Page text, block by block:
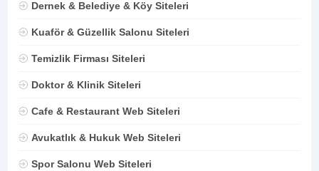
Dernek & Belediye & Köy Siteleri
Kuaför & Güzellik Salonu Siteleri
Temizlik Firması Siteleri
Doktor & Klinik Siteleri
Cafe & Restaurant Web Siteleri
Avukatlık & Hukuk Web Siteleri
Spor Salonu Web Siteleri